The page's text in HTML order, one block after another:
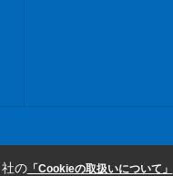
の「Cookieの取扱いについて」